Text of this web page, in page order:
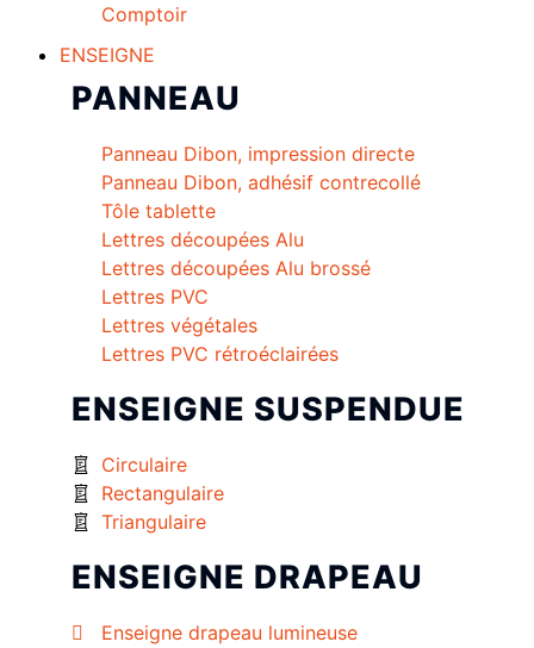
Comptoir
ENSEIGNE
PANNEAU
Panneau Dibon, impression directe
Panneau Dibon, adhésif contrecollé
Tôle tablette
Lettres découpées Alu
Lettres découpées Alu brossé
Lettres PVC
Lettres végétales
Lettres PVC rétroéclairées
ENSEIGNE SUSPENDUE
Circulaire
Rectangulaire
Triangulaire
ENSEIGNE DRAPEAU
Enseigne drapeau lumineuse